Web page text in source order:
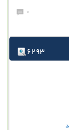
0
6293